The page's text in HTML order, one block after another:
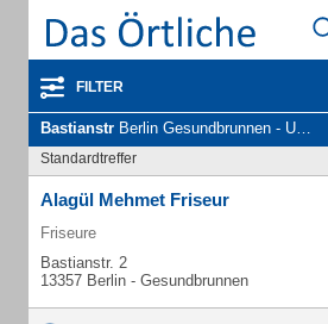
FILTER
Bastianstr Berlin Gesundbrunnen - Unternehmen und Personen
Standardtreffer
Alagül Mehmet Friseur
Friseure
Bastianstr. 2
13357 Berlin - Gesundbrunnen